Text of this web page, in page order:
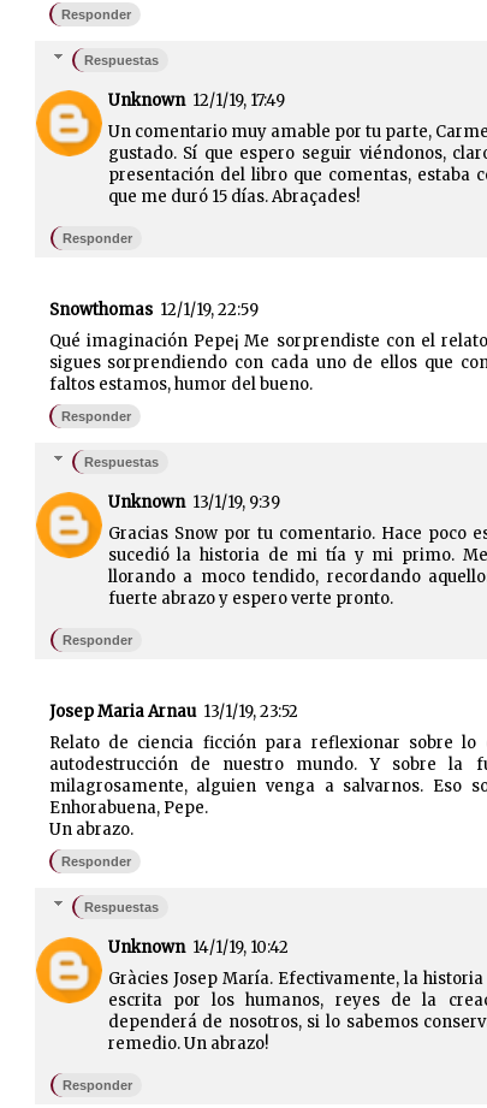
Responder
Respuestas
Unknown 12/1/19, 17:49
Un comentario muy amable por tu parte,
gustado. Sí que espero seguir viéndonos,
presentación del libro que comentas, estaba
que me duró 15 días. Abraçades!
Responder
Snowthomas 12/1/19, 22:59
Qué imaginación Pepe¡ Me sorprendiste con el
sigues sorprendiendo con cada uno de ellos que
faltos estamos, humor del bueno.
Responder
Respuestas
Unknown 13/1/19, 9:39
Gracias Snow por tu comentario. Hace poco
sucedió la historia de mi tía y mi primo.
llorando a moco tendido, recordando
fuerte abrazo y espero verte pronto.
Responder
Josep Maria Arnau 13/1/19, 23:52
Relato de ciencia ficción para reflexionar sobre lo
autodestrucción de nuestro mundo. Y sobre la
milagrosamente, alguien venga a salvarnos. Eso
Enhorabuena, Pepe.
Un abrazo.
Responder
Respuestas
Unknown 14/1/19, 10:42
Gràcies Josep María. Efectivamente, la
escrita por los humanos, reyes de la
dependerá de nosotros, si lo sabemos
remedio. Un abrazo!
Responder